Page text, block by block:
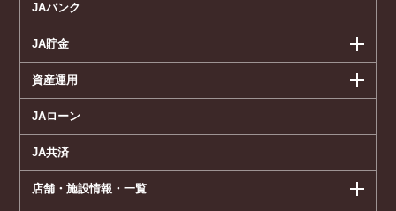
JAバンク
JA貯金
資産運用
JAローン
JA共済
店舗・施設情報・一覧